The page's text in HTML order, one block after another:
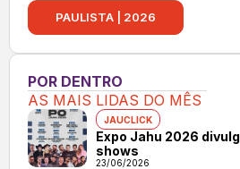
PAULISTA | 2026
POR DENTRO
AS MAIS LIDAS DO MÊS
JAUCLICK
Expo Jahu 2026
shows
23/06/2026